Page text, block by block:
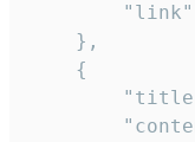
    },
    {